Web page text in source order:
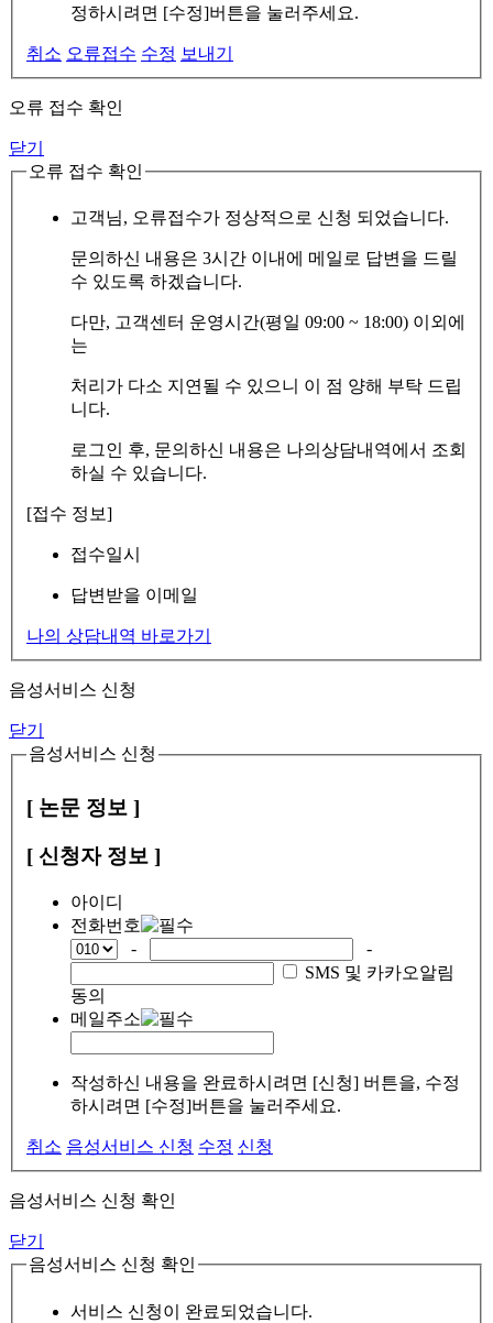
정하시려면 [수정]버튼을 눌러주세요.
취소 오류접수 수정 보내기
오류 접수 확인
닫기
오류 접수 확인
고객님, 오류접수가 정상적으로 신청 되었습니다.
문의하신 내용은 3시간 이내에 메일로 답변을 드릴
수 있도록 하겠습니다.
다만, 고객센터 운영시간(평일 09:00 ~ 18:00) 이외에
는
처리가 다소 지연될 수 있으니 이 점 양해 부탁 드립
니다.
로그인 후, 문의하신 내용은 나의상담내역에서 조회
하실 수 있습니다.
[접수 정보]
접수일시
답변받을 이메일
나의 상담내역 바로가기
음성서비스 신청
닫기
음성서비스 신청
[ 논문 정보 ]
[ 신청자 정보 ]
아이디
전화번호
-
-
SMS 및 카카오알림
동의
메일주소
작성하신 내용을 완료하시려면 [신청] 버튼을, 수정
하시려면 [수정]버튼을 눌러주세요.
취소 음성서비스 신청 수정 신청
음성서비스 신청 확인
닫기
음성서비스 신청 확인
서비스 신청이 완료되었습니다.